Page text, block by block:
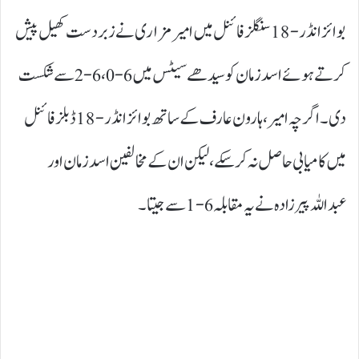
بوائز انڈر-18 سنگلز فائنل میں امیر مزاری نے زبردست کھیل پیش
کرتے ہوئے اسد زمان کو سیدھے سیٹس میں 6-0، 6-2 سے شکست
دی۔ اگرچہ امیر، ہارون عارف کے ساتھ بوائز انڈر-18 ڈبلز فائنل
میں کامیابی حاصل نہ کر سکے، لیکن ان کے مخالفین اسد زمان اور
عبداللہ پیرزادہ نے یہ مقابلہ 6-1 سے جیتا۔